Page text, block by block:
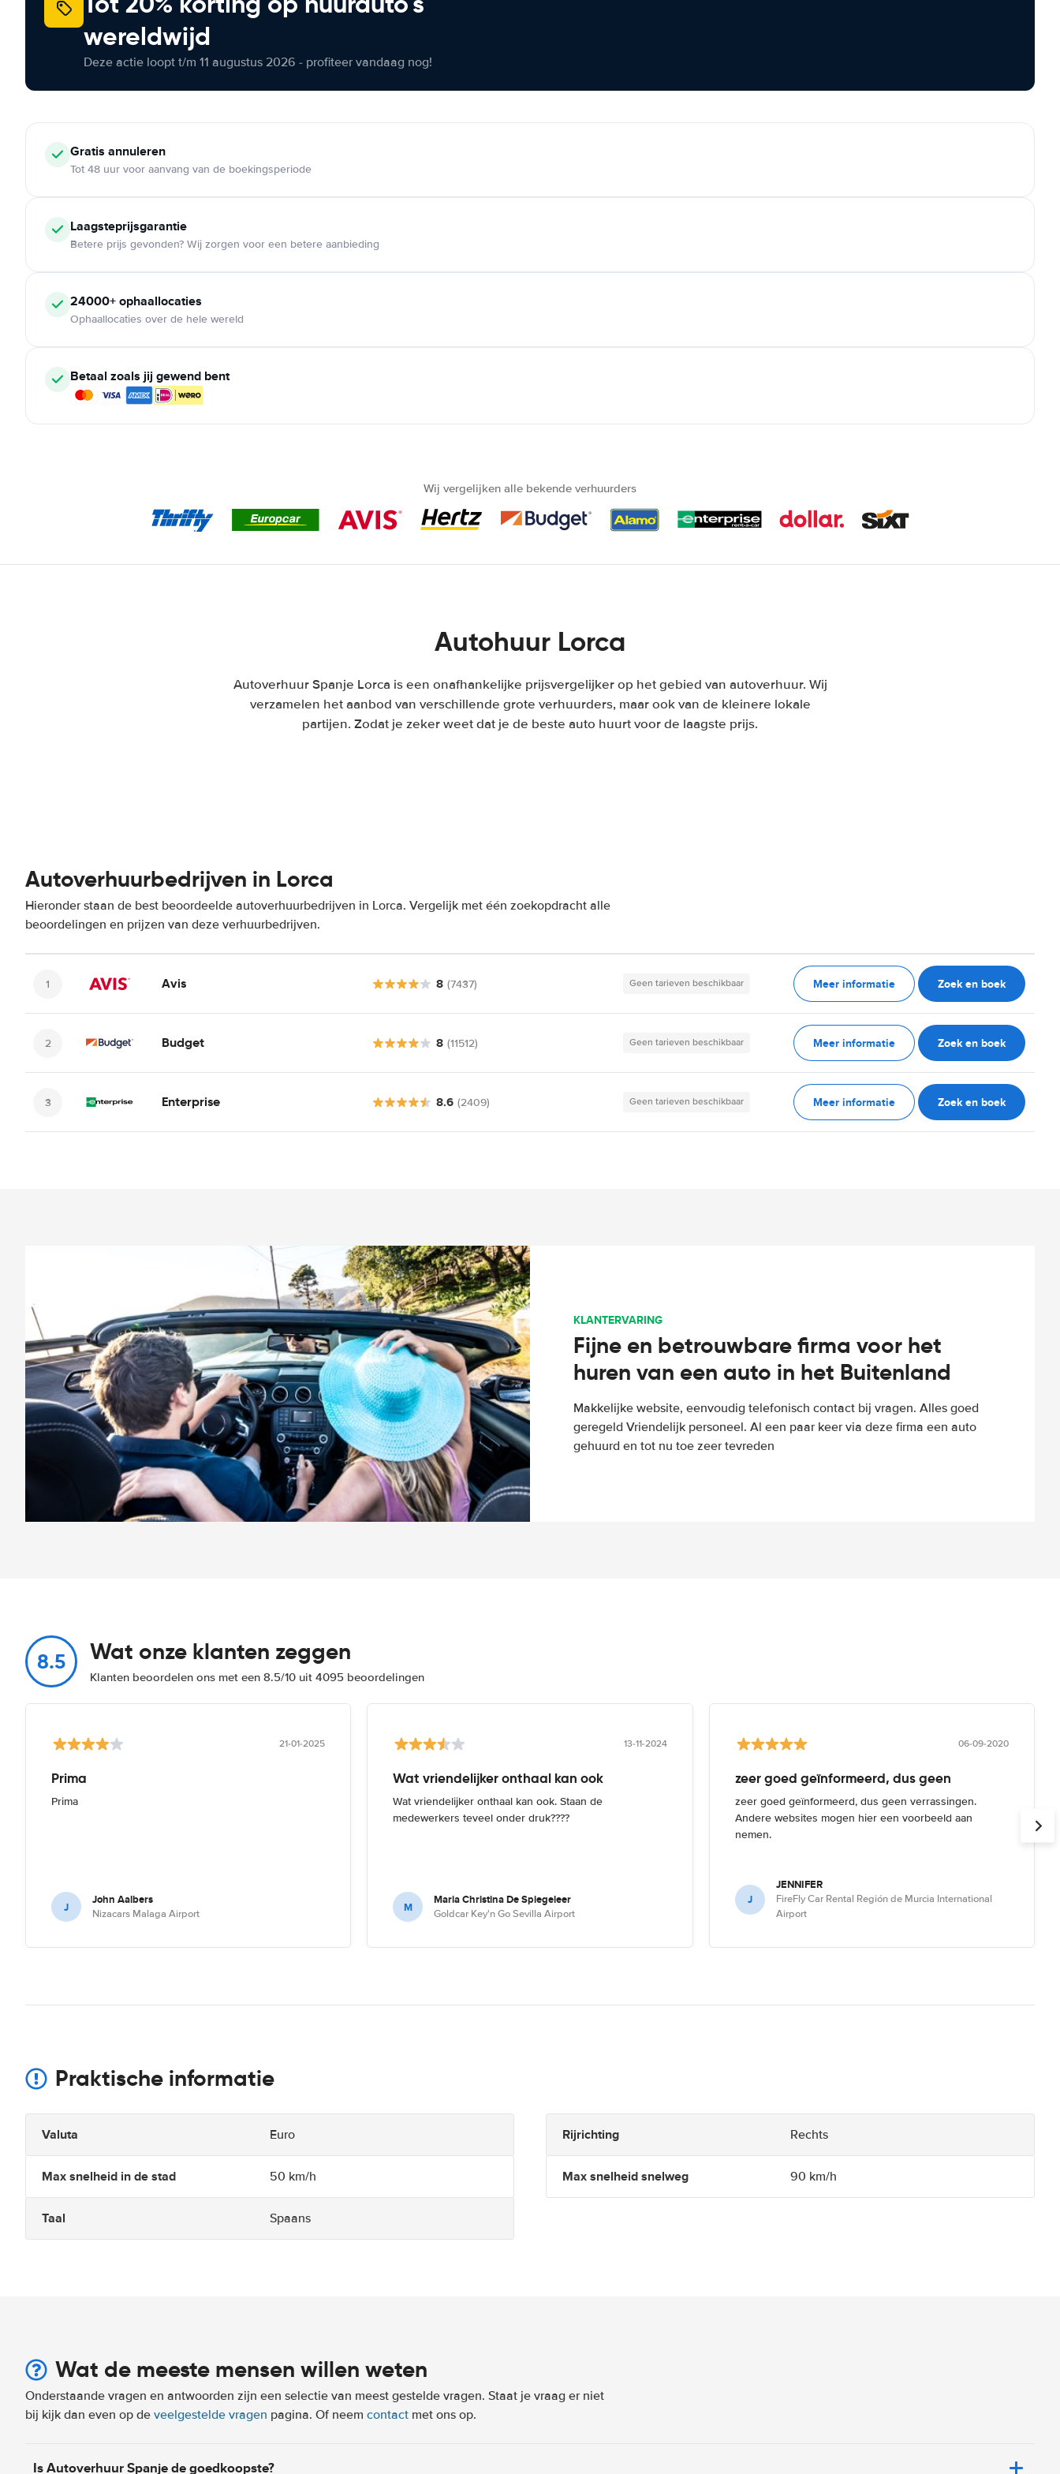
wereldwijd
Deze actie loopt t/m 11 augustus 2026 - profiteer vandaag nog!
Gratis annuleren
Tot 48 uur voor aanvang van de boekingsperiode
Laagsteprijsgarantie
Betere prijs gevonden? Wij zorgen voor een betere aanbieding
24000+ ophaallocaties
Ophaallocaties over de hele wereld
Betaal zoals jij gewend bent
Wij vergelijken alle bekende verhuurders
Autohuur Lorca
Autoverhuur Spanje Lorca is een onafhankelijke prijsvergelijker op het gebied van autoverhuur. Wij
verzamelen het aanbod van verschillende grote verhuurders, maar ook van de kleinere lokale
partijen. Zodat je zeker weet dat je de beste auto huurt voor de laagste prijs.
Autoverhuurbedrijven in Lorca
Hieronder staan de best beoordeelde autoverhuurbedrijven in Lorca. Vergelijk met één zoekopdracht alle
beoordelingen en prijzen van deze verhuurbedrijven.
Avis 8 (7437) Geen tarieven beschikbaar Meer informatie Zoek en boek
Budget 8 (11512) Geen tarieven beschikbaar Meer informatie Zoek en boek
Enterprise 8.6 (2409) Geen tarieven beschikbaar Meer informatie Zoek en boek
KLANTERVARING
Fijne en betrouwbare firma voor het
huren van een auto in het Buitenland
Makkelijke website, eenvoudig telefonisch contact bij vragen. Alles goed
geregeld Vriendelijk personeel. Al een paar keer via deze firma een auto
gehuurd en tot nu toe zeer tevreden
8.5 Wat onze klanten zeggen
Klanten beoordelen ons met een 8.5/10 uit 4095 beoordelingen
21-01-2025
Prima
Prima
J John Aalbers
Nizacars Malaga Airport
13-11-2024
Wat vriendelijker onthaal kan ook
Wat vriendelijker onthaal kan ook. Staan de
medewerkers teveel onder druk????
M Maria Christina De Spiegeleer
Goldcar Key'n Go Sevilla Airport
06-09-2020
zeer goed geïnformeerd, dus geen
zeer goed geïnformeerd, dus geen verrassingen.
Andere websites mogen hier een voorbeeld aan
nemen.
J
JENNIFER
FireFly Car Rental Región de Murcia International
Airport
Praktische informatie
Valuta Euro Rijrichting Rechts
Max snelheid in de stad 50 km/h Max snelheid snelweg 90 km/h
Taal Spaans
Wat de meeste mensen willen weten
Onderstaande vragen en antwoorden zijn een selectie van meest gestelde vragen. Staat je vraag er niet
bij kijk dan even op de veelgestelde vragen pagina. Of neem contact met ons op.
Is Autoverhuur Spanje de goedkoopste?